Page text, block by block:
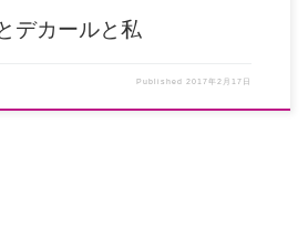
デカールと私
Published2017年2月17日